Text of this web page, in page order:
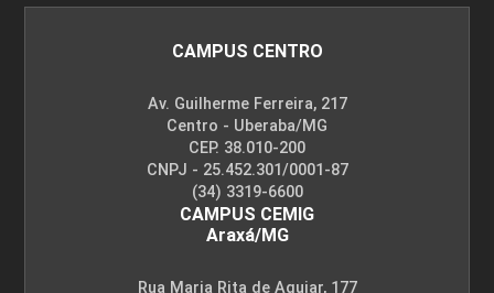
CAMPUS CENTRO
Av. Guilherme Ferreira, 217
Centro - Uberaba/MG
CEP. 38.010-200
CNPJ - 25.452.301/0001-87
(34) 3319-6600
CAMPUS CEMIG
Araxá/MG
Rua Maria Rita de Aguiar, 177